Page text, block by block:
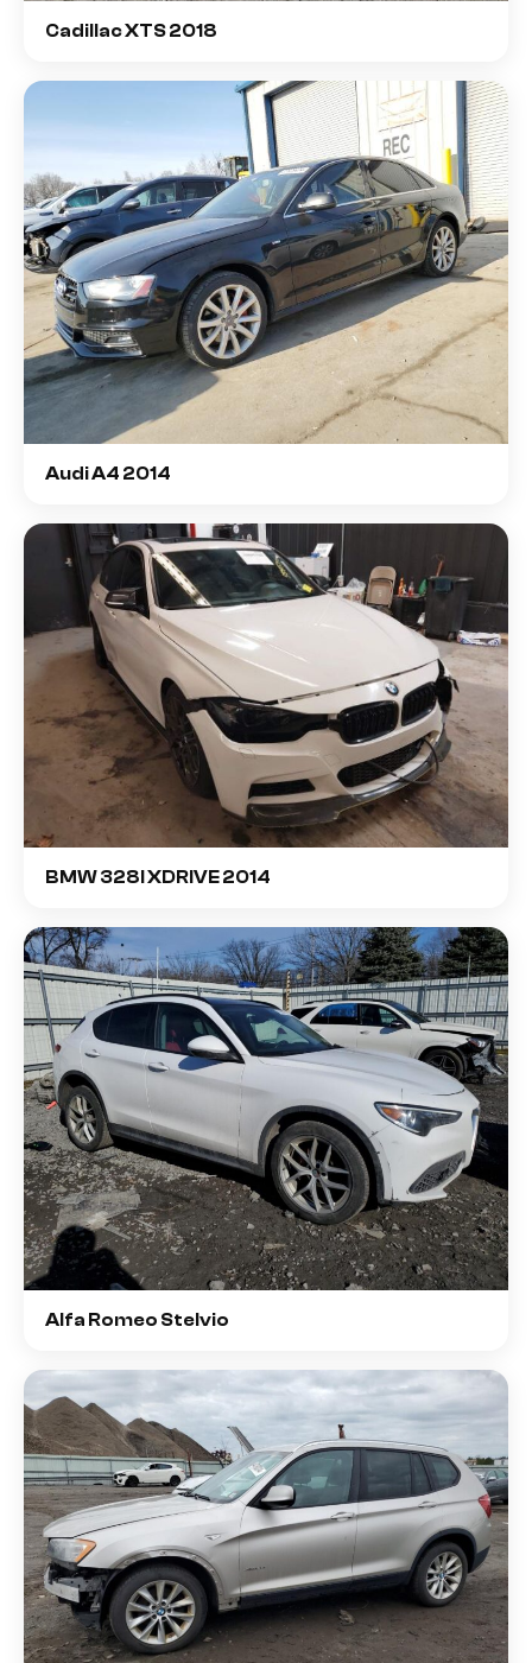
Cadillac XTS 2018
Audi A4 2014
BMW 328I XDRIVE 2014
Alfa Romeo Stelvio